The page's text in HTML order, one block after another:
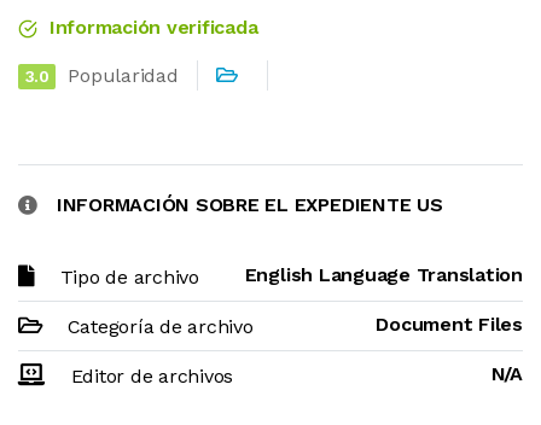
Información verificada
3.0 Popularidad
INFORMACIÓN SOBRE EL EXPEDIENTE US
Tipo de archivo English Language Translation
Categoría de archivo Document Files
Editor de archivos N/A